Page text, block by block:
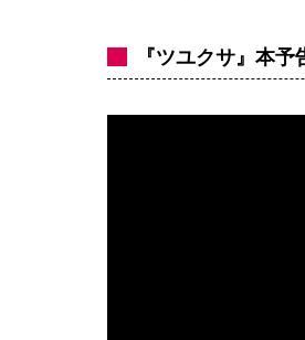
『ツユクサ』本予